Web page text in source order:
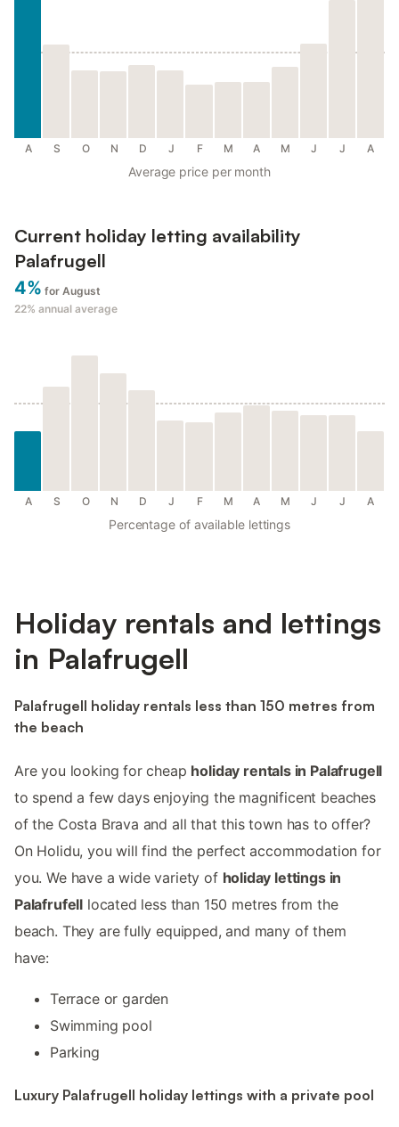
A S O N D J F M A M J J A
Average price per month
Current holiday letting availability
Palafrugell
4% for August
22% annual average
A S O N D J F M A M J J A
Percentage of available lettings
Holiday rentals and lettings
in Palafrugell
Palafrugell holiday rentals less than 150 metres from
the beach
Are you looking for cheap holiday rentals in Palafrugell
to spend a few days enjoying the magnificent beaches
of the Costa Brava and all that this town has to offer?
On Holidu, you will find the perfect accommodation for
you. We have a wide variety of holiday lettings in
Palafrufell located less than 150 metres from the
beach. They are fully equipped, and many of them
have:
Terrace or garden
Swimming pool
Parking
Luxury Palafrugell holiday lettings with a private pool